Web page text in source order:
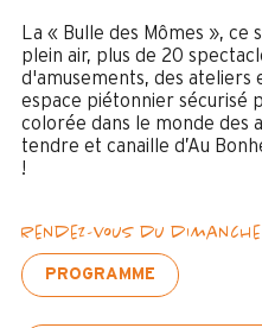
La « Bulle des Mômes »,
plein air, plus de 20
d'amusements, des ateliers
espace piétonnier sécurisé
colorée dans le monde des
tendre et canaille d’Au
!
Rendez-vous du
PROGRAMME